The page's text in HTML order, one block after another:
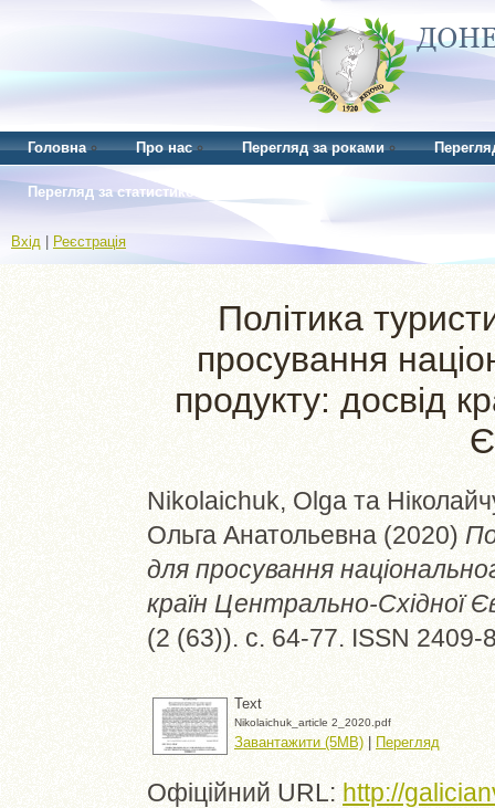
Головна Про нас Перегляд за роками
Перегляд за статистикою
Вхід Реєстрація
Політика
просування
продукту: досвід
Nikolaichuk, Olga та
Ольга Анатольевна (2020)
для просування
країн Центрально-Східної
(2 (63)). с. 64-77. ISSN 2409-
Text
Nikolaichuk_article 2_2020.pdf
Завантажити (5MB) | Перегляд
Офіційний URL: http://